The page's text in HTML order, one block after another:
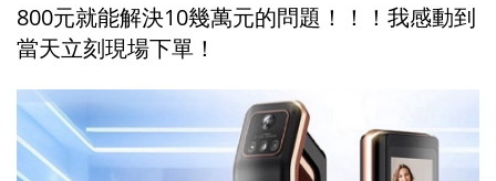
800元就能解決10幾萬元的問題！！！我感動到
當天立刻現場下單！